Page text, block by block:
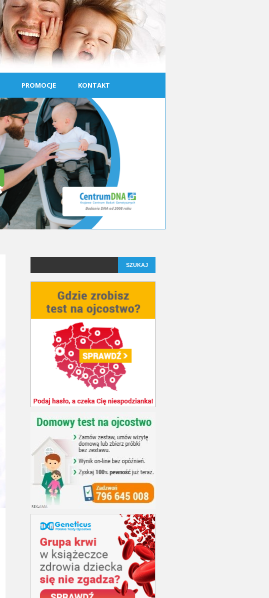
PROMOCJE KONTAKT